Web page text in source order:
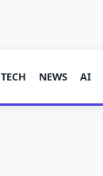
TECH NEWS AI